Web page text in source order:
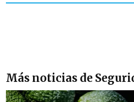
Más noticias de